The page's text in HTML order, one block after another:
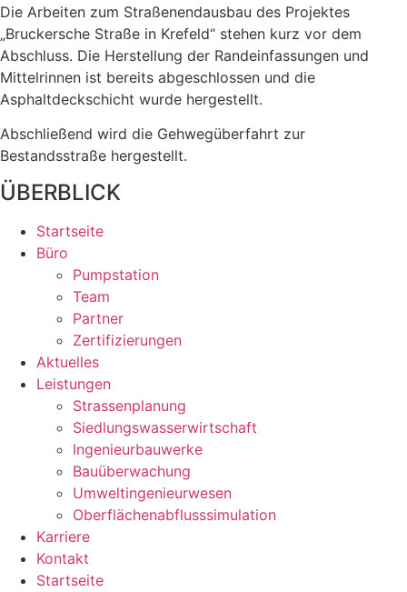
Die Arbeiten zum Straßenendausbau des Projektes
„Bruckersche Straße in Krefeld“ stehen kurz vor dem
Abschluss. Die Herstellung der Randeinfassungen und
Mittelrinnen ist bereits abgeschlossen und die
Asphaltdeckschicht wurde hergestellt.
Abschließend wird die Gehwegüberfahrt zur
Bestandsstraße hergestellt.
ÜBERBLICK
Startseite
Büro
Pumpstation
Team
Partner
Zertifizierungen
Aktuelles
Leistungen
Strassenplanung
Siedlungswasserwirtschaft
Ingenieurbauwerke
Bauüberwachung
Umweltingenieurwesen
Oberflächenabflusssimulation
Karriere
Kontakt
Startseite